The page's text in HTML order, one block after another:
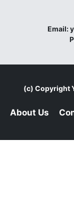
Email:
(c) Copyright
About Us